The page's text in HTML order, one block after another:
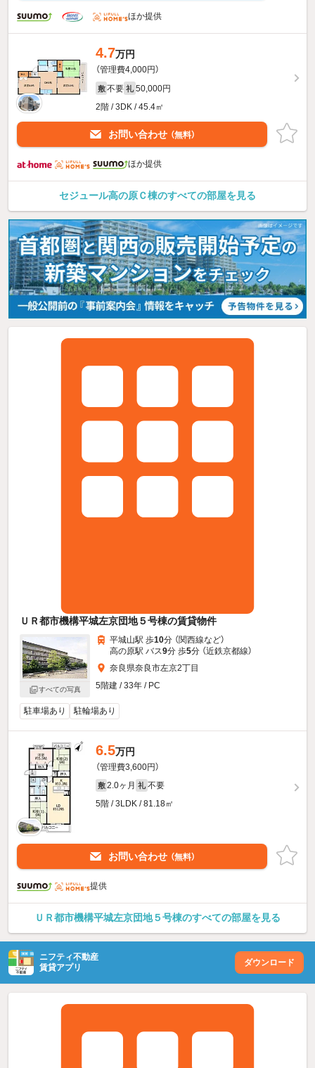
ほか提供
4.7万円
（管理費4,000円）
敷 不要 礼 50,000円
2階 / 3DK / 45.4㎡
お問い合わせ （無料）
ほか提供
セジュール高の原Ｃ棟のすべての部屋を見る
ＵＲ都市機構平城左京団地５号棟の賃貸物件
すべての写真
平城山駅 歩10分 （関西線など）
高の原駅 バス9分 歩5分 （近鉄京都線）
奈良県奈良市左京2丁目
5階建 / 33年 / PC
駐車場あり 駐輪場あり
6.5万円
（管理費3,600円）
敷 2.0ヶ月 礼 不要
5階 / 3LDK / 81.18㎡
お問い合わせ （無料）
提供
ＵＲ都市機構平城左京団地５号棟のすべての部屋を見る
ニフティ不動産
賃貸アプリ
ダウンロード